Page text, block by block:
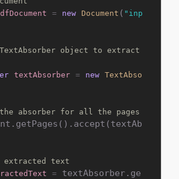
= new Document ( "inp
object to extract
textAbsorber = new TextAbso
absorber for all the pages
extracted text
=
textAbsorber.ge